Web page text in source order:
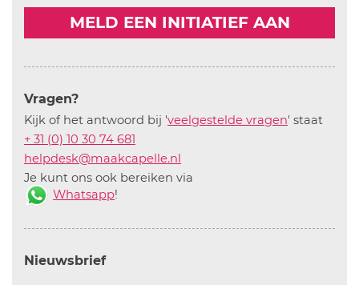
MELD EEN INITIATIEF AAN
Vragen?
Kijk of het antwoord bij 'veelgestelde vragen' staat
+ 31 (0) 10 30 74 681
helpdesk@maakcapelle.nl
Je kunt ons ook bereiken via
Whatsapp!
Nieuwsbrief